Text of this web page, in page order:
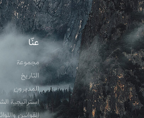
عنّا
مجموعة
التاریخ
المدیرون
استراتيجية
القوانين